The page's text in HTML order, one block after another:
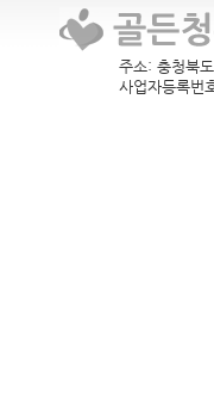
주소: 충청북
사업자등록